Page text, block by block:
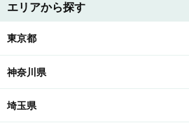
エリアから探す
東京都
神奈川県
埼玉県